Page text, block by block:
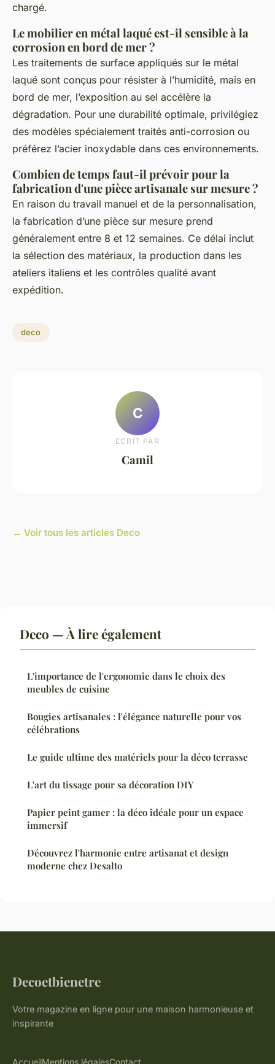
chargé.
Le mobilier en métal laqué est-il sensible à la
corrosion en bord de mer ?
Les traitements de surface appliqués sur le métal
laqué sont conçus pour résister à l’humidité, mais en
bord de mer, l’exposition au sel accélère la
dégradation. Pour une durabilité optimale, privilégiez
des modèles spécialement traités anti-corrosion ou
préférez l’acier inoxydable dans ces environnements.
Combien de temps faut-il prévoir pour la
fabrication d'une pièce artisanale sur mesure ?
En raison du travail manuel et de la personnalisation,
la fabrication d’une pièce sur mesure prend
généralement entre 8 et 12 semaines. Ce délai inclut
la sélection des matériaux, la production dans les
ateliers italiens et les contrôles qualité avant
expédition.
deco
C
ECRIT PAR
Camil
← Voir tous les articles Deco
Deco — À lire également
L'importance de l'ergonomie dans le choix des
meubles de cuisine
Bougies artisanales : l'élégance naturelle pour vos
célébrations
Le guide ultime des matériels pour la déco terrasse
L'art du tissage pour sa décoration DIY
Papier peint gamer : la déco idéale pour un espace
immersif
Découvrez l'harmonie entre artisanat et design
moderne chez Desalto
Decoetbienetre
Votre magazine en ligne pour une maison harmonieuse et
inspirante
AccueilMentions légalesContact